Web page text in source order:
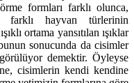
formları farklı olunca,
farklı hayvan türlerinin
ortama yansıtılan ışıklar
sonucunda da cisimler
demektir. Öyleyse
cisimlerin kendi kendine